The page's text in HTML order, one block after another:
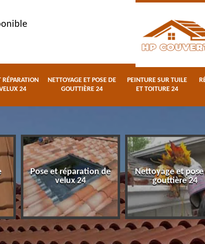
RÉPARATION
24
NETTOYAGE ET POSE DE
GOUTTIÈRE 24
PEINTURE SUR TUILE
ET TOITURE 24
Pose et réparation de
velux 24
Nettoyage et pose
gouttière 24